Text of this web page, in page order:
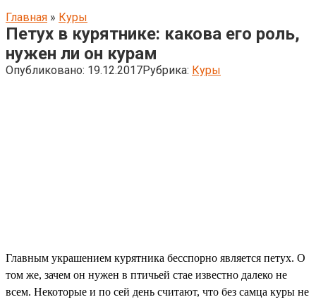
Главная » Куры
Петух в курятнике: какова его роль,
нужен ли он курам
Опубликовано: 19.12.2017Рубрика: Куры
Главным украшением курятника бесспорно является петух. О
том же, зачем он нужен в птичьей стае известно далеко не
всем. Некоторые и по сей день считают, что без самца куры не